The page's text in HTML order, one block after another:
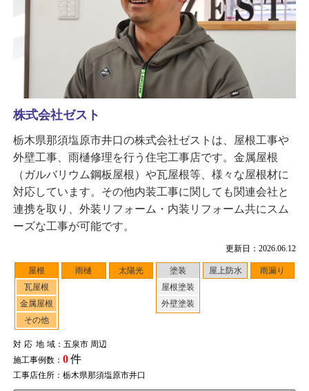
更新日：2026.06.12
屋根
瓦屋根
金属屋根
その他
雨樋 太陽光
塗装
屋根塗装
外壁塗装
屋上防水 雨漏り
対応地域：五泉市 周辺
施工事例数： 0件
工事店住所：栃木県那須塩原市井口
株式会社ゼスト
栃木県那須塩原市井口の株式会社ゼストは、屋根工事や
外壁工事、雨樋修理を行う住宅工事店です。金属屋根
（ガルバリウム鋼板屋根）や瓦屋根等、様々な屋根材に
対応しています。その他内装工事に関しても関連会社と
連携を取り、外装リフォーム・内装リフォーム共にスム
ーズな工事が可能です。